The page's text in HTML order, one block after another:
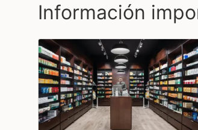
Información